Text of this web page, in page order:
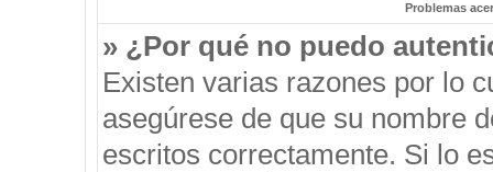
Problemas
» ¿Por qué no puedo
Existen varias razones por lo
asegúrese de que su nombre
escritos correctamente. Si lo